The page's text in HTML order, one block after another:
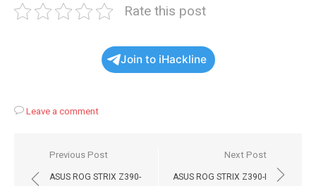
Rate this post
Join to iHackline
Leave a comment
Навигация
по
Previous Post
ASUS ROG STRIX Z390-
Next Post
ASUS ROG STRIX Z390-I